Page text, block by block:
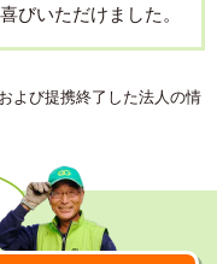
びいただけました。
よび提携終了した法人の情